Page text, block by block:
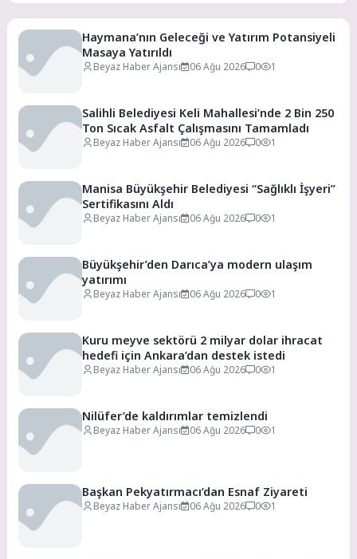
Haymana’nın Geleceği ve Yatırım Potansiyeli
Masaya Yatırıldı
Beyaz Haber Ajansı 06 Ağu 2026 0 1
Salihli Belediyesi Keli Mahallesi’nde 2 Bin 250
Ton Sıcak Asfalt Çalışmasını Tamamladı
Beyaz Haber Ajansı 06 Ağu 2026 0 1
Manisa Büyükşehir Belediyesi “Sağlıklı İşyeri”
Sertifikasını Aldı
Beyaz Haber Ajansı 06 Ağu 2026 0 1
Büyükşehir’den Darıca’ya modern ulaşım
yatırımı
Beyaz Haber Ajansı 06 Ağu 2026 0 1
Kuru meyve sektörü 2 milyar dolar ihracat
hedefi için Ankara’dan destek istedi
Beyaz Haber Ajansı 06 Ağu 2026 0 1
Nilüfer’de kaldırımlar temizlendi
Beyaz Haber Ajansı 06 Ağu 2026 0 1
Başkan Pekyatırmacı’dan Esnaf Ziyareti
Beyaz Haber Ajansı 06 Ağu 2026 0 1